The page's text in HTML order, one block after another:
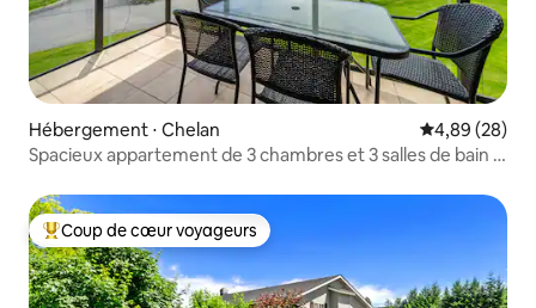
Hébergement ⋅ Chelan Évaluation
4,89 (28)
Spacieux appartement de 3 chambres et 3 salles de bain -
Coups de cœur voyageurs les plus appréciés
Coup de cœur voyageurs